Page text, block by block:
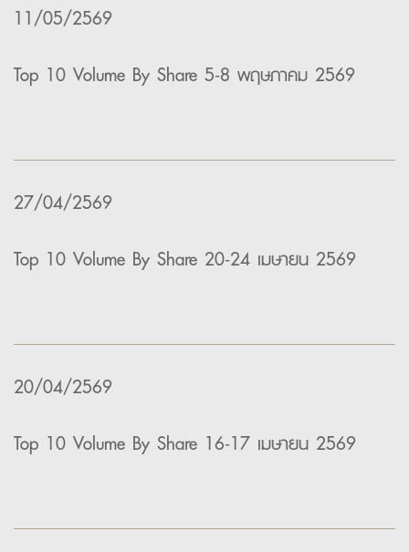
11/05/2569
Top 10 Volume By Share 5-8 พฤษภาคม 2569
27/04/2569
Top 10 Volume By Share 20-24 เมษายน 2569
20/04/2569
Top 10 Volume By Share 16-17 เมษายน 2569